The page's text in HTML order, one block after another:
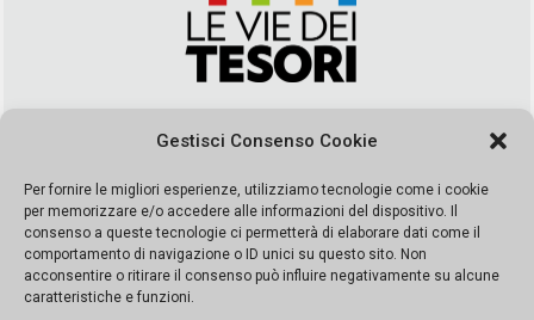
Gestisci Consenso Cookie
Per fornire le migliori esperienze, utilizziamo tecnologie come i cookie
per memorizzare e/o accedere alle informazioni del dispositivo. Il
consenso a queste tecnologie ci permetterà di elaborare dati come il
comportamento di navigazione o ID unici su questo sito. Non
acconsentire o ritirare il consenso può influire negativamente su alcune
caratteristiche e funzioni.
segreteria@leviedeitesori.it
Direttore ResponsabileMarcello Barbaro – Aut. del tribunale di
Palermo n. 19 del 2017 iscrizione al roc numero 37003 Editore
Porta Felice Srl. Sede legale: Via Libertà 93 – 90143 Palermo
Società iscritta alla Camera di Commercio di Palermo Ufficio